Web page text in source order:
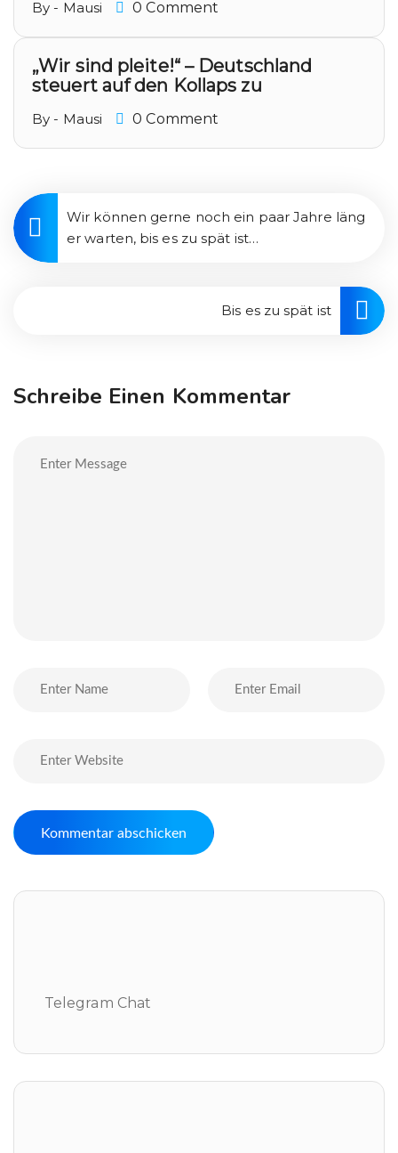
By - Mausi 0 Comment
„Wir sind pleite!“ – Deutschland
steuert auf den Kollaps zu
By - Mausi 0 Comment
Wir können gerne noch ein paar Jahre läng
er warten, bis es zu spät ist…
Bis es zu spät ist
Schreibe Einen Kommentar
Telegram Chat